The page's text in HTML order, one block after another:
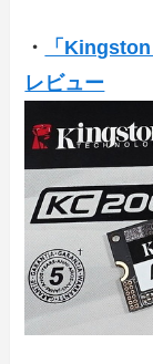
・
「
レビュー